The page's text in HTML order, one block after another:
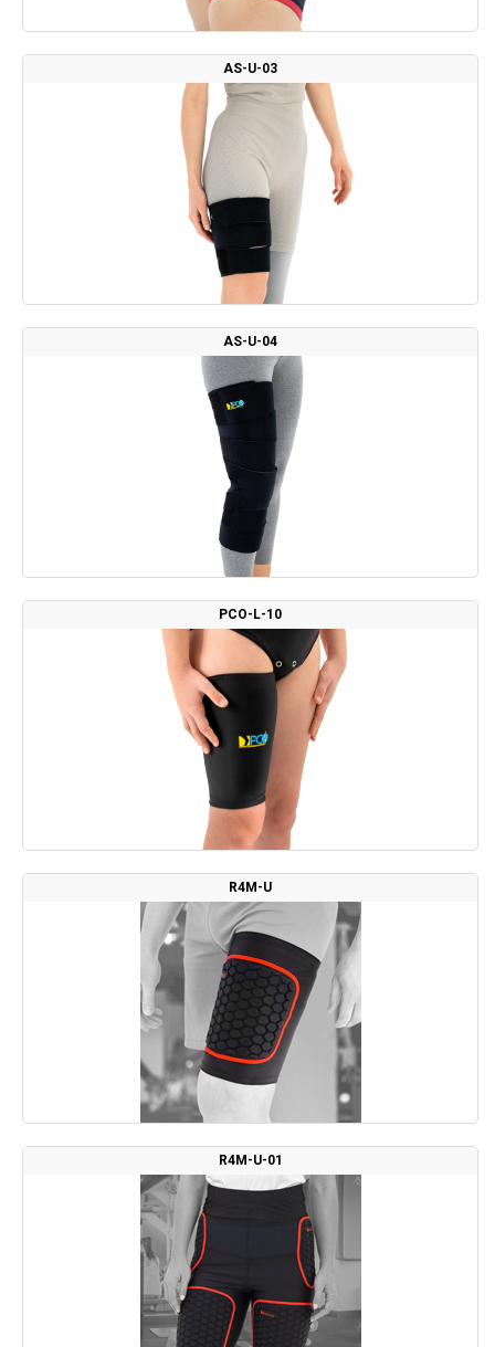
AS-U-03
AS-U-04
PCO-L-10
R4M-U
R4M-U-01